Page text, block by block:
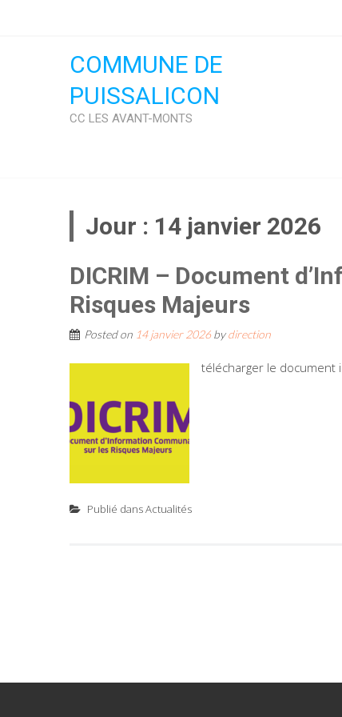
COMMUNE DE
PUISSALICON
CC LES AVANT-MONTS
Jour : 14 janvier 2026
DICRIM – Document
Risques Majeurs
Posted on 14 janvier 2026bydirection
télécharger le document
Publié dansActualités